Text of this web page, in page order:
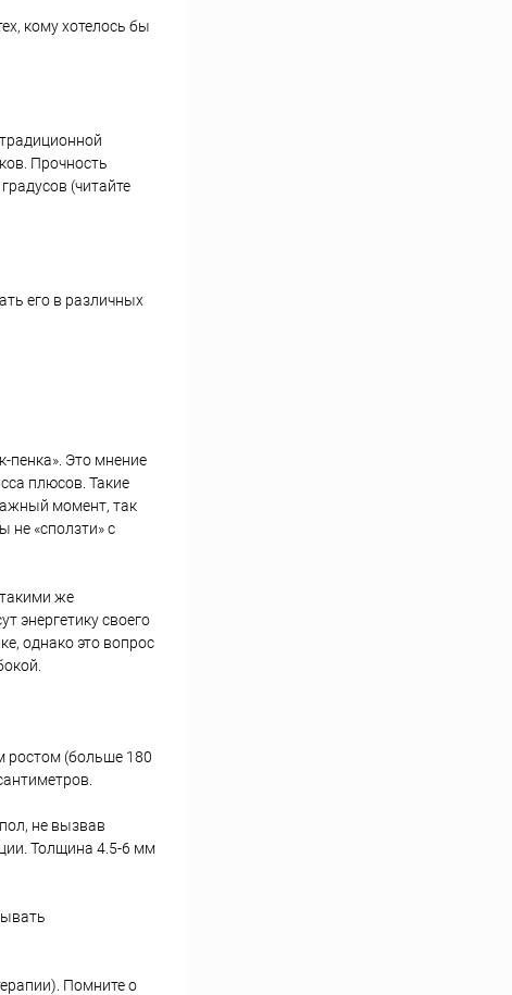
кому хотелось бы
Прочность
(читайте
его в различных
пенка». Это мнение
плюсов. Такие
момент, так
не «сползти» с
же
энергетику своего
однако это вопрос
ростом (больше 180
не вызвав
Толщина 4.5-6 мм
Помните о